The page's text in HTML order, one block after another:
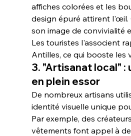
affiches colorées et les
design épuré attirent l'œil.
son image de convivialité
Les touristes l'associent
Antilles, ce qui booste les
3. "Artisanat local" :
en plein essor
De nombreux artisans
identité visuelle unique
Par exemple, des
vêtements font appel à